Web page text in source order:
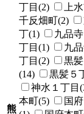
熊
丁目(2)
上
千反畑町(2)
丁(1)
九品
丁目(1)
九
丁目(2)
黒
(14)
黒髪５
神水１丁目
本町(5)
国